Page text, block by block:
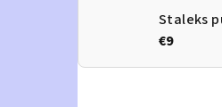
Staleks
€9